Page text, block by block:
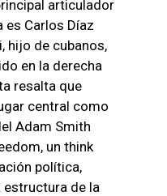
articulador
es Carlos Díaz
hijo de cubanos,
en la derecha
resalta que
central como
Adam Smith
un think
política,
de la